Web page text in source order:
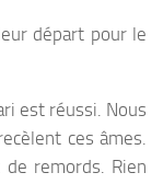
départ pour le
est réussi. Nous
ces âmes.
remords. Rien